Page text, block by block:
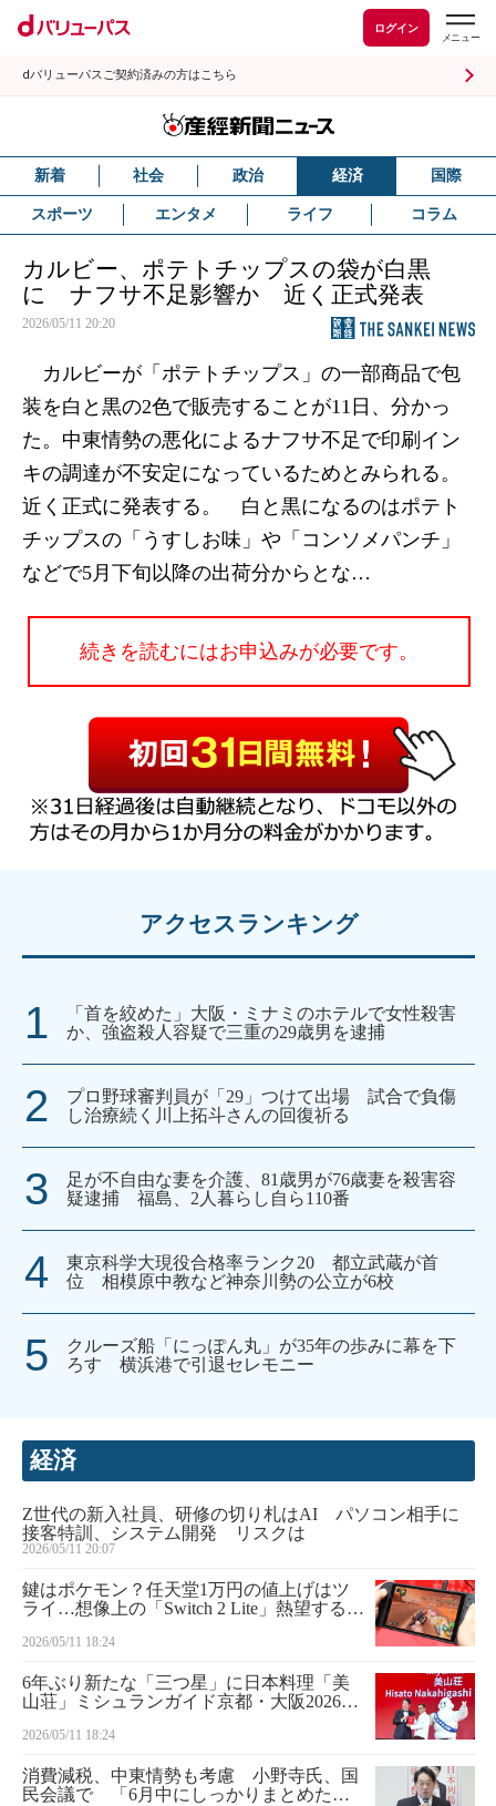
ログイン
dバリューパスご契約済みの方はこちら
新着 社会 政治 経済 国際
スポーツ エンタメ ライフ コラム
カルビー、ポテトチップスの袋が白黒
に ナフサ不足影響か 近く正式発表
2026/05/11 20:20
カルビーが「ポテトチップス」の一部商品で包
装を白と黒の2色で販売することが11日、分かっ
た。中東情勢の悪化によるナフサ不足で印刷イン
キの調達が不安定になっているためとみられる。
近く正式に発表する。 白と黒になるのはポテト
チップスの「うすしお味」や「コンソメパンチ」
などで5月下旬以降の出荷分からとな…
続きを読むにはお申込みが必要です。
アクセスランキング
「首を絞めた」大阪・ミナミのホテルで女性殺害
か、強盗殺人容疑で三重の29歳男を逮捕
プロ野球審判員が「29」つけて出場 試合で負傷
し治療続く川上拓斗さんの回復祈る
足が不自由な妻を介護、81歳男が76歳妻を殺害容
疑逮捕 福島、2人暮らし自ら110番
東京科学大現役合格率ランク20 都立武蔵が首
位 相模原中教など神奈川勢の公立が6校
クルーズ船「にっぽん丸」が35年の歩みに幕を下
ろす 横浜港で引退セレモニー
経済
Z世代の新入社員、研修の切り札はAI パソコン相手に
接客特訓、システム開発 リスクは
2026/05/11 20:07
鍵はポケモン？任天堂1万円の値上げはツ
ライ…想像上の「Switch 2 Lite」熱望する声
2026/05/11 18:24
6年ぶり新たな「三つ星」に日本料理「美
山荘」ミシュランガイド京都・大阪2026発
2026/05/11 18:24
消費減税、中東情勢も考慮 小野寺氏、国
民会議で 「6月中にしっかりまとめた